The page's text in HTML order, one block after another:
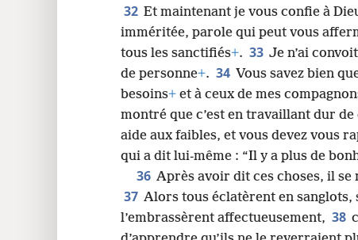
32 Et maintenant je vous confie à
imméritée, parole qui peut vous
tous les sanctifiés+. 33 Je n’ai
de personne+. 34 Vous savez bien
besoins+ et à ceux de mes
montré que c’est en travaillant dur
aide aux faibles, et vous devez vous
qui a dit lui-même : “Il y a plus de
36 Après avoir dit ces choses, il se
37 Alors tous éclatèrent en
l’embrassèrent affectueusement, 38